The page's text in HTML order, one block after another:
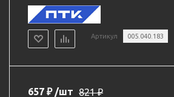
Артикул 005.040.183
657 ₽ /шт 821₽